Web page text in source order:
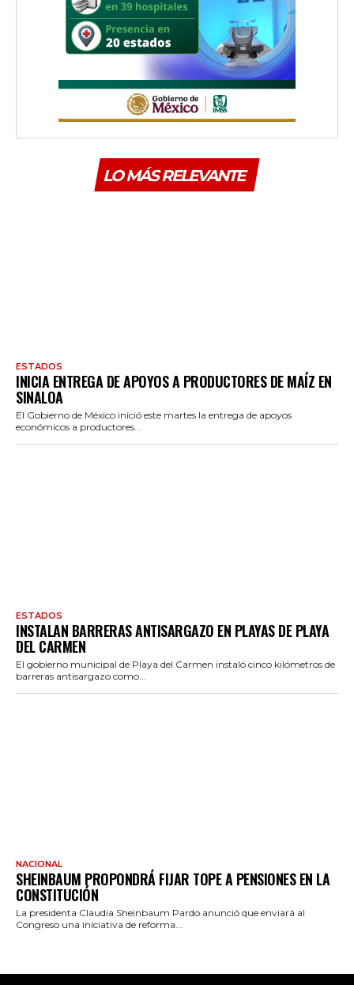
LO MÁS RELEVANTE
ESTADOS
INICIA ENTREGA DE APOYOS A PRODUCTORES DE MAÍZ EN
SINALOA
El Gobierno de México inició este martes la entrega de apoyos
económicos a productores...
ESTADOS
INSTALAN BARRERAS ANTISARGAZO EN PLAYAS DE PLAYA
DEL CARMEN
El gobierno municipal de Playa del Carmen instaló cinco kilómetros de
barreras antisargazo como...
NACIONAL
SHEINBAUM PROPONDRÁ FIJAR TOPE A PENSIONES EN LA
CONSTITUCIÓN
La presidenta Claudia Sheinbaum Pardo anunció que enviará al
Congreso una iniciativa de reforma...